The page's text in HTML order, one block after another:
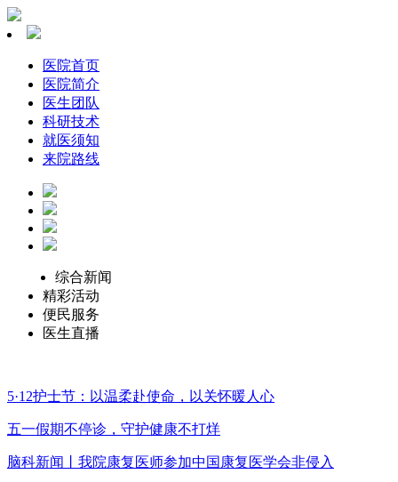
医院首页
医院简介
医生团队
科研技术
就医须知
来院路线
综合新闻
精彩活动
便民服务
医生直播
5·12护士节：以温柔赴使命，以关怀暖人心
五一假期不停诊，守护健康不打烊
脑科新闻丨我院康复医师参加中国康复医学会非侵入